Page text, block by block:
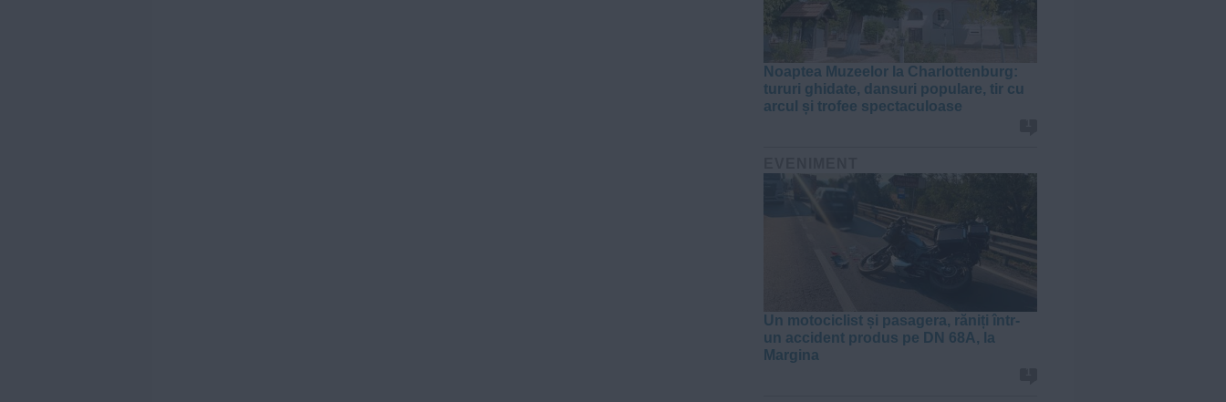
Noaptea Muzeelor la Charlottenburg:
tururi ghidate, dansuri populare, tir cu
arcul și trofee spectaculoase
Un motociclist și pasagera, răniți într-
un accident produs pe DN 68A, la
Margina